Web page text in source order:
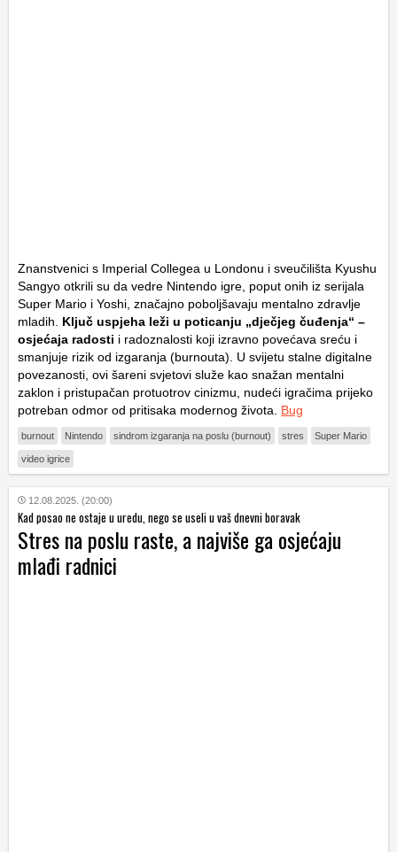
Znanstvenici s Imperial Collegea u Londonu i sveučilišta Kyushu
Sangyo otkrili su da vedre Nintendo igre, poput onih iz serijala
Super Mario i Yoshi, značajno poboljšavaju mentalno zdravlje
mladih. Ključ uspjeha leži u poticanju „dječjeg čuđenja“ –
osjećaja radosti i radoznalosti koji izravno povećava sreću i
smanjuje rizik od izgaranja (burnouta). U svijetu stalne digitalne
povezanosti, ovi šareni svjetovi služe kao snažan mentalni
zaklon i pristupačan protuotrov cinizmu, nudeći igračima prijeko
potreban odmor od pritisaka modernog života. Bug
burnout Nintendo sindrom izgaranja na poslu (burnout) stres Super Mario
video igrice
12.08.2025. (20:00)
Kad posao ne ostaje u uredu, nego se useli u vaš dnevni boravak
Stres na poslu raste, a najviše ga osjećaju
mlađi radnici